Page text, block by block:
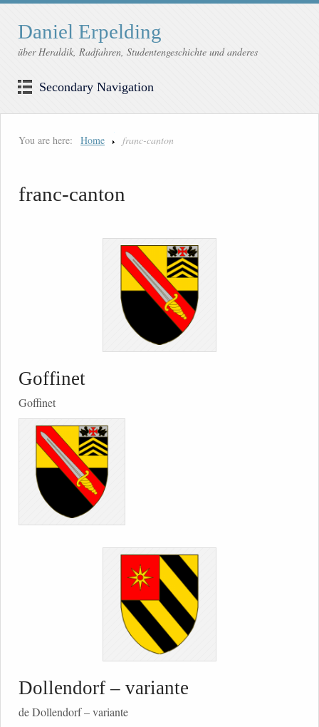
Daniel Erpelding
über Heraldik, Radfahren, Studentengeschichte und anderes
Secondary Navigation
You are here: Home franc-canton
franc-canton
Goffinet
Goffinet
Dollendorf – variante
de Dollendorf – variante